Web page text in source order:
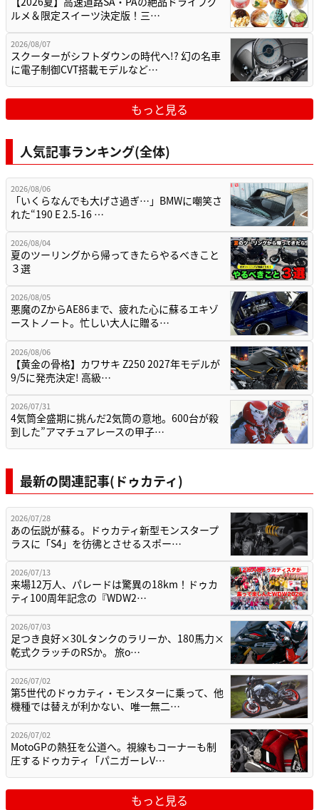
ルメ＆限定スイーツ決定版！三…
2026/08/07
スクーターがシフトダウンの時代へ!? 幻の名車
に電子制御CVT搭載モデルなど…
もっと見る
人気記事ランキング(全体)
2026/08/06
「いくらなんでも大げさ過ぎ…」BMWに嘲笑さ
れた“190 E 2.5-16 …
2026/08/04
夏のツーリングから帰ってきたらやるべきこと
３選
2026/08/05
悪魔のZからAE86まで、疲れた心に蘇るエキゾ
ーストノート。忙しい大人に贈る…
2026/08/06
【黄金の骨格】カワサキ Z250 2027年モデルが
9/5に発売決定! 高級…
2026/07/31
4気筒全盛期に挑んだ2気筒の意地。600台が殺
到した”アマチュアレースの甲子…
最新の関連記事(ドゥカティ)
2026/07/28
あの伝説が蘇る。ドゥカティ新型モンスタープ
ラスに「S4」を彷彿とさせるスポー…
2026/07/13
来場12万人、パレードは驚異の18km！ドゥカ
ティ100周年記念の『WDW2…
2026/07/03
足つき良好×30Lタンクのラリーか、180馬力×
乾式クラッチのRSか。 旅o…
2026/07/02
第5世代のドゥカティ・モンスターに乗って、他
機種では替えが利かない、唯一無二…
2026/07/02
MotoGPの熱狂を公道へ。視線もコーナーも制
圧するドゥカティ「パニガーレV…
もっと見る